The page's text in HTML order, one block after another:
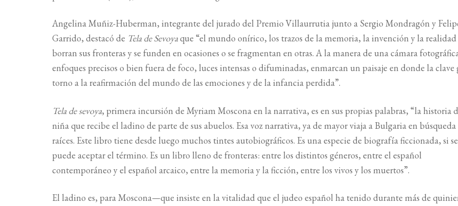
Angelina Muñiz-Huberman, integrante del jurado del Premio Villaurrutia junto a Sergio Mondragón y
Garrido, destacó de Tela de Sevoyaque “el mundo onírico, los trazos de la memoria, la invención y la realidad
borran sus fronteras y se funden en ocasiones o se fragmentan en otras. A la manera de una cámara
enfoques precisos o bien fuera de foco, luces intensas o difuminadas, enmarcan un paisaje en donde la clave
torno a la reafirmación del mundo de las emociones y de la infancia perdida”.
Tela de sevoya, primera incursión de Myriam Moscona en la narrativa, es en sus propias palabras, “la historia
niña que recibe el ladino de parte de sus abuelos. Esa voz narrativa, ya de mayor viaja a Bulgaria en búsqueda
raíces. Este libro tiene desde luego muchos tintes autobiográficos. Es una especie de biografía ficcionada, si se
puede aceptar el término. Es un libro lleno de fronteras: entre los distintos géneros, entre el español
contemporáneo y el español arcaico, entre la memoria y la ficción, entre los vivos y los muertos”.
El ladino es, para Moscona—que insiste en la vitalidad que el judeo español ha tenido durante más de